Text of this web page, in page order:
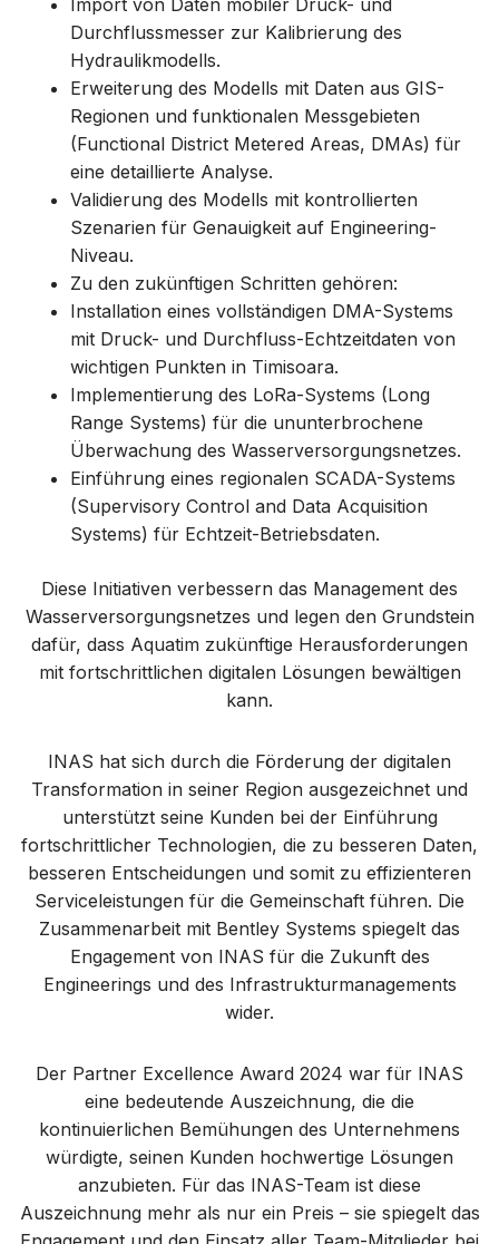
Import von Daten mobiler Druck- und
Durchflussmesser zur Kalibrierung des
Hydraulikmodells.
Erweiterung des Modells mit Daten aus GIS-
Regionen und funktionalen Messgebieten
(Functional District Metered Areas, DMAs) für
eine detaillierte Analyse.
Validierung des Modells mit kontrollierten
Szenarien für Genauigkeit auf Engineering-
Niveau.
Zu den zukünftigen Schritten gehören:
Installation eines vollständigen DMA-Systems
mit Druck- und Durchfluss-Echtzeitdaten von
wichtigen Punkten in Timisoara.
Implementierung des LoRa-Systems (Long
Range Systems) für die ununterbrochene
Überwachung des Wasserversorgungsnetzes.
Einführung eines regionalen SCADA-Systems
(Supervisory Control and Data Acquisition
Systems) für Echtzeit-Betriebsdaten.
Diese Initiativen verbessern das Management des
Wasserversorgungsnetzes und legen den Grundstein
dafür, dass Aquatim zukünftige Herausforderungen
mit fortschrittlichen digitalen Lösungen bewältigen
kann.
INAS hat sich durch die Förderung der digitalen
Transformation in seiner Region ausgezeichnet und
unterstützt seine Kunden bei der Einführung
fortschrittlicher Technologien, die zu besseren Daten,
besseren Entscheidungen und somit zu effizienteren
Serviceleistungen für die Gemeinschaft führen. Die
Zusammenarbeit mit Bentley Systems spiegelt das
Engagement von INAS für die Zukunft des
Engineerings und des Infrastrukturmanagements
wider.
Der Partner Excellence Award 2024 war für INAS
eine bedeutende Auszeichnung, die die
kontinuierlichen Bemühungen des Unternehmens
würdigte, seinen Kunden hochwertige Lösungen
anzubieten. Für das INAS-Team ist diese
Auszeichnung mehr als nur ein Preis – sie spiegelt das